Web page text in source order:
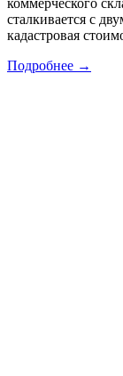
сталкивается с
кадастровая
Подробнее →